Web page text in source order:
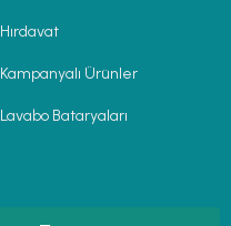
Hırdavat
Kampanyalı Ürünler
Lavabo Bataryaları